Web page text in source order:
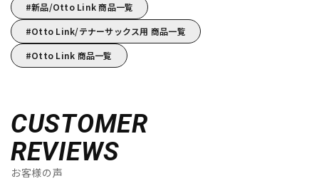
新品/Otto Link 商品一覧
Otto Link/テナーサックス用 商品一覧
Otto Link 商品一覧
CUSTOMER
REVIEWS
お客様の声